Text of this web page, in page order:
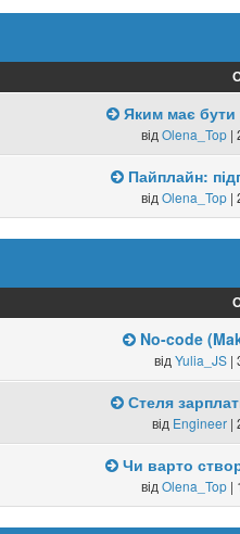
Яким має бути
відOlena_Top |
Пайплайн:
відOlena_Top |
No-code
відYulia_JS |
Стеля
від Engineer |
Чи варто
відOlena_Top |